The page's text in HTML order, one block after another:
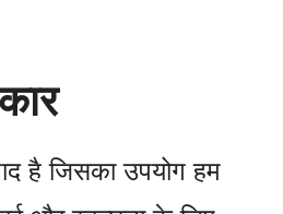
है जिसका उपयोग हम